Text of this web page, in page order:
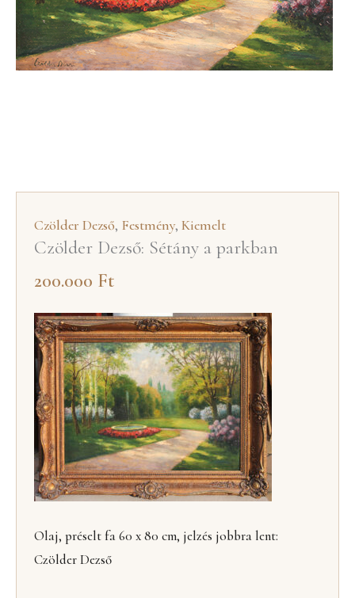
Czölder Dezső, Festmény, Kiemelt
Czölder Dezső: Sétány a parkban
200.000 Ft
Olaj, préselt fa 60 x 80 cm, jelzés jobbra lent:
Czölder Dezső